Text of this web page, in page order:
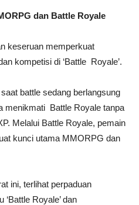
dan Battle Royale
keseruan memperkuat
kompetisi di ‘Battle Royale’.
battle sedang berlangsung
menikmati Battle Royale tanpa
Melalui Battle Royale, pemain
kunci utama MMORPG dan
ini, terlihat perpaduan
Royale’ dan